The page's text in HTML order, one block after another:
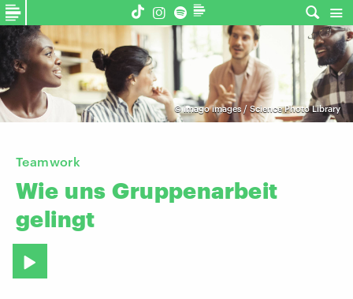
©imago images / Science Photo Library
Teamwork
Wie uns Gruppenarbeit
gelingt